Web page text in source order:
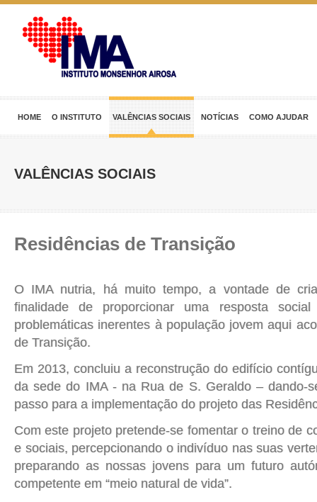
HOME O INSTITUTO VALÊNCIAS SOCIAIS NOTÍCIAS COMO AJUDAR
VALÊNCIAS SOCIAIS
Residências de Transição
O IMA nutria, há muito tempo, a vontade de
finalidade de proporcionar uma resposta
problemáticas inerentes à população jovem aqui
de Transição.
Em 2013, concluiu a reconstrução do edifício
da sede do IMA - na Rua de S. Geraldo – dando-
passo para a implementação do projeto das
Com este projeto pretende-se fomentar o treino de
e sociais, percepcionando o indivíduo nas suas
preparando as nossas jovens para um futuro
competente em “meio natural de vida”.